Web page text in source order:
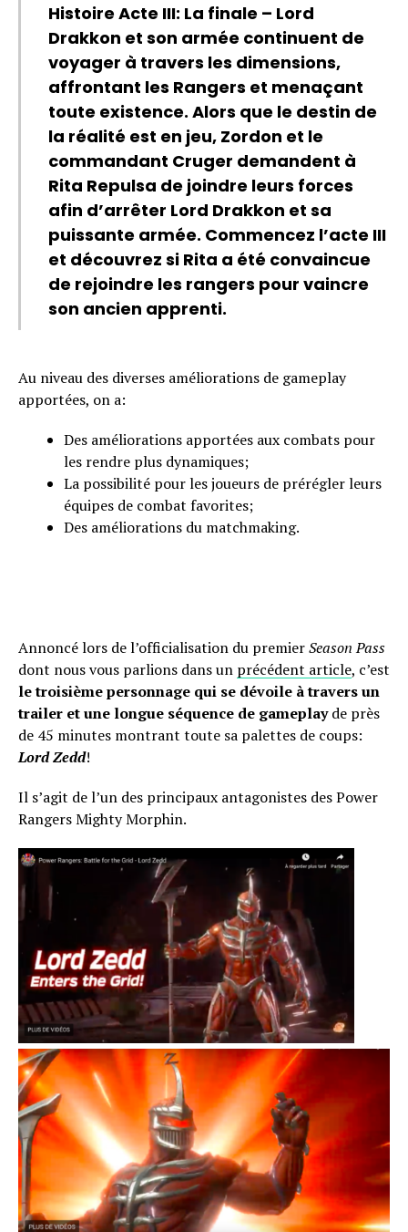
Histoire Acte III: La finale – Lord
Drakkon et son armée continuent de
voyager à travers les dimensions,
affrontant les Rangers et menaçant
toute existence. Alors que le destin de
la réalité est en jeu, Zordon et le
commandant Cruger demandent à
Rita Repulsa de joindre leurs forces
afin d’arrêter Lord Drakkon et sa
puissante armée. Commencez l’acte III
et découvrez si Rita a été convaincue
de rejoindre les rangers pour vaincre
son ancien apprenti.
Au niveau des diverses améliorations de gameplay
apportées, on a:
Des améliorations apportées aux combats pour
les rendre plus dynamiques;
La possibilité pour les joueurs de prérégler leurs
équipes de combat favorites;
Des améliorations du matchmaking.
Annoncé lors de l’officialisation du premierSeason Pass
dont nous vous parlions dans un précédent article, c’est
le troisième personnage qui se dévoile à travers un
trailer et une longue séquence de gameplayde près
de 45 minutes montrant toute sa palettes de coups:
Lord Zedd!
Il s’agit de l’un des principaux antagonistes des Power
Rangers Mighty Morphin.